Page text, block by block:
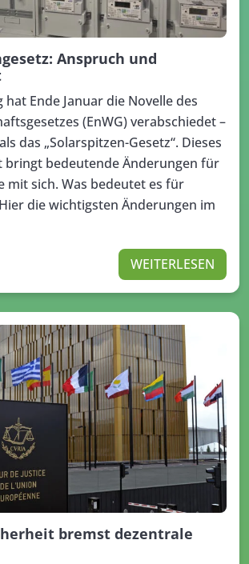
Anspruch und
hat Ende Januar die Novelle des
(EnWG) verabschiedet –
das „Solarspitzen-Gesetz“. Dieses
bringt bedeutende Änderungen für
mit sich. Was bedeutet es für
die wichtigsten Änderungen im
WEITERLESEN
bremst dezentrale